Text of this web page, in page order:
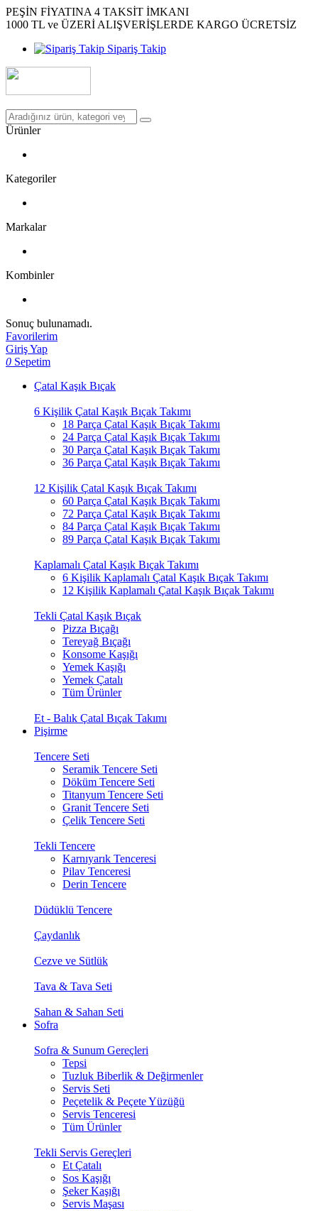
PEŞİN FİYATINA 4 TAKSİT İMKANI
1000 TL ve ÜZERİ ALIŞVERİŞLERDE KARGO ÜCRETSİZ
Sipariş Takip
Ürünler
Kategoriler
Markalar
Kombinler
Sonuç bulunamadı.
Favorilerim
Giriş Yap
0 Sepetim
Çatal Kaşık Bıçak
6 Kişilik Çatal Kaşık Bıçak Takımı
18 Parça Çatal Kaşık Bıçak Takımı
24 Parça Çatal Kaşık Bıçak Takımı
30 Parça Çatal Kaşık Bıçak Takımı
36 Parça Çatal Kaşık Bıçak Takımı
12 Kişilik Çatal Kaşık Bıçak Takımı
60 Parça Çatal Kaşık Bıçak Takımı
72 Parça Çatal Kaşık Bıçak Takımı
84 Parça Çatal Kaşık Bıçak Takımı
89 Parça Çatal Kaşık Bıçak Takımı
Kaplamalı Çatal Kaşık Bıçak Takımı
6 Kişilik Kaplamalı Çatal Kaşık Bıçak Takımı
12 Kişilik Kaplamalı Çatal Kaşık Bıçak Takımı
Tekli Çatal Kaşık Bıçak
Pizza Bıçağı
Tereyağ Bıçağı
Konsome Kaşığı
Yemek Kaşığı
Yemek Çatalı
Tüm Ürünler
Et - Balık Çatal Bıçak Takımı
Pişirme
Tencere Seti
Seramik Tencere Seti
Döküm Tencere Seti
Titanyum Tencere Seti
Granit Tencere Seti
Çelik Tencere Seti
Tekli Tencere
Karnıyarık Tenceresi
Pilav Tenceresi
Derin Tencere
Düdüklü Tencere
Çaydanlık
Cezve ve Sütlük
Tava & Tava Seti
Sahan & Sahan Seti
Sofra
Sofra & Sunum Gereçleri
Tepsi
Tuzluk Biberlik & Değirmenler
Servis Seti
Peçetelik & Peçete Yüzüğü
Servis Tenceresi
Tüm Ürünler
Tekli Servis Gereçleri
Et Çatalı
Sos Kaşığı
Şeker Kaşığı
Servis Maşası